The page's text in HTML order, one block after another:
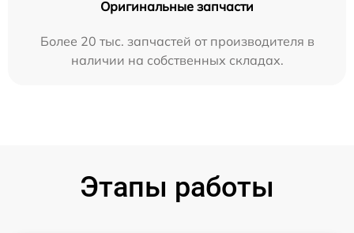
Оригинальные запчасти
Более 20 тыс. запчастей от производителя в
наличии на собственных складах.
Этапы работы